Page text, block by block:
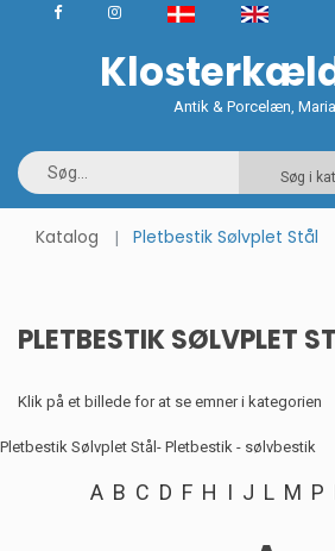
Antik & Porcelæn,
Søg i
Katalog Pletbestik Sølvplet Stål
PLETBESTIK SØLVPLET
Klik på et billede for at se emner i kategorien
Pletbestik Sølvplet Stål - Pletbestik - sølvbestik
A B C D F H I J L M P